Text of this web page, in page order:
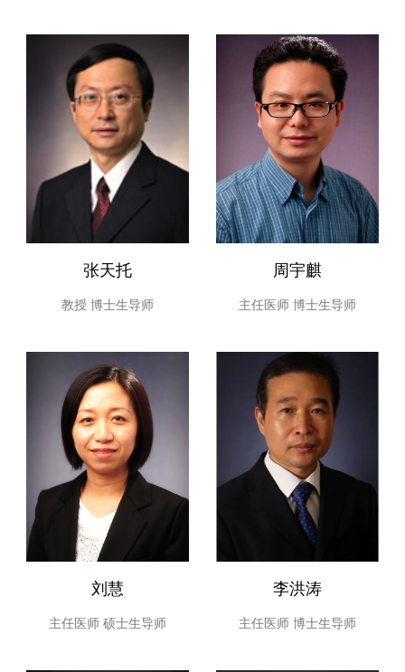
中心立项，2013年被评为广东省临床重点专科。
重症研究奠定了条件，呼吸与危重症医学科已在MRSA致病
基因等方面进行了系统地研究，今后将继续重视和深入研究
呼吸重症感染性疾病、多器官功能障碍和衰竭的发病机制，
逐步完善其治疗方法的研究。(3) 慢阻肺的临床研究与社区
防治工作的推广，慢性气道疾病的健康教育，互联网+模式
的慢阻肺工程中心平台运用与患者随访管理等研究。（4）
哮喘、肺癌的基础与临床研究，在哮喘的诊疗及肺癌化疗耐
药等方面开展研究。（5）参与全国戒烟、控烟工作，并在
戒烟方面发表相关研究成果，未来继续以解决临床关键技术
问题为切入点的科学研究，建立并完善相关的标准技术体
的呼吸及重症医学人才。以呼吸医学博士培养点为契机，结
合以往的硕士研究生教育，完善研究生教育、进修生教育及
其它继续教育。
我科注重对外交流，先后与日本长崎大学医学部、琉球
大学医学部、东北大学医学部、美国约翰霍普金斯大学建立
了友好协作关系，进行学术交流和人才培养，已有十余人次
前往留学和访问，共同研究呼吸道疾病的诊治，较快掌握学
科学术发展动态及先进知识，形成了我科的特色和优势。
张天托
教授 博士生导师
周宇麒
主任医师 博士生导师
刘慧
主任医师 硕士生导师
李洪涛
主任医师 博士生导师